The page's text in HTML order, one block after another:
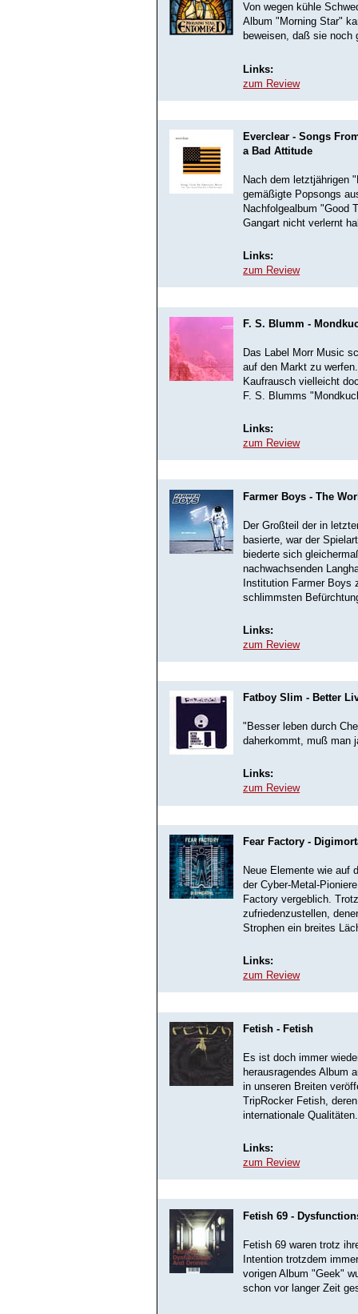
Von wegen kühle
Album "Morning Star"
beweisen, daß sie noch
Links:
zum Review
Everclear - Songs
a Bad Attitude
Nach dem letztjährigen
gemäßigte Popsongs
Nachfolgealbum "Good
Gangart nicht verlernt
Links:
zum Review
F. S. Blumm -
Das Label Morr Music
auf den Markt zu
Kaufrausch vielleicht
F. S. Blumms
Links:
zum Review
Farmer Boys - The
Der Großteil der in
basierte, war der
biederte sich
nachwachsenden
Institution Farmer Boys
schlimmsten
Links:
zum Review
Fatboy Slim - Better
"Besser leben durch
daherkommt, muß man
Links:
zum Review
Fear Factory -
Neue Elemente wie auf
der Cyber-Metal-
Factory vergeblich.
zufriedenzustellen,
Strophen ein breites
Links:
zum Review
Fetish - Fetish
Es ist doch immer
herausragendes Album
in unseren Breiten
TripRocker Fetish,
internationale Qualitäten.
Links:
zum Review
Fetish 69 -
Fetish 69 waren trotz
Intention trotzdem
vorigen Album "Geek"
schon vor langer Zeit